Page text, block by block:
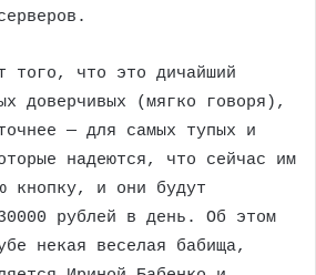
того, что это дичайший
доверчивых (мягко говоря),
— для самых тупых и
надеются, что сейчас им
кнопку, и они будут
рублей в день. Об этом
некая веселая бабища,